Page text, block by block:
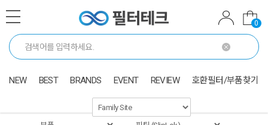
0
NEW BEST BRANDS EVENT REVIEW 호환필터/부품찾기